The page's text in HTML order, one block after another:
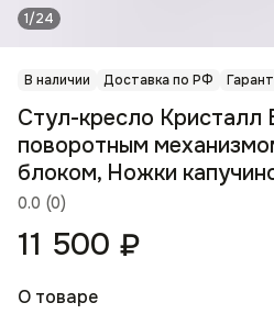
1/24
В наличии Доставка по РФ
0.0 (0)
Стул-кресло Кристалл
поворотным
блоком, Ножки
11 500 ₽
О товаре